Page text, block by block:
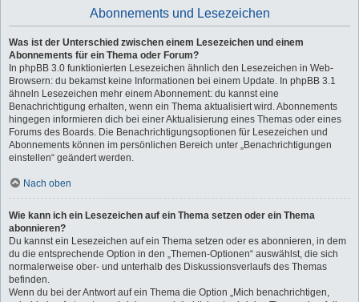
Abonnements und Lesezeichen
Was ist der Unterschied zwischen einem Lesezeichen und einem
Abonnements für ein Thema oder Forum?
In phpBB 3.0 funktionierten Lesezeichen ähnlich den Lesezeichen in Web-
Browsern: du bekamst keine Informationen bei einem Update. In phpBB 3.1
ähneln Lesezeichen mehr einem Abonnement: du kannst eine
Benachrichtigung erhalten, wenn ein Thema aktualisiert wird. Abonnements
hingegen informieren dich bei einer Aktualisierung eines Themas oder eines
Forums des Boards. Die Benachrichtigungsoptionen für Lesezeichen und
Abonnements können im persönlichen Bereich unter „Benachrichtigungen
einstellen“ geändert werden.
Nach oben
Wie kann ich ein Lesezeichen auf ein Thema setzen oder ein Thema
abonnieren?
Du kannst ein Lesezeichen auf ein Thema setzen oder es abonnieren, in dem
du die entsprechende Option in den „Themen-Optionen“ auswählst, die sich
normalerweise ober- und unterhalb des Diskussionsverlaufs des Themas
befinden.
Wenn du bei der Antwort auf ein Thema die Option „Mich benachrichtigen,